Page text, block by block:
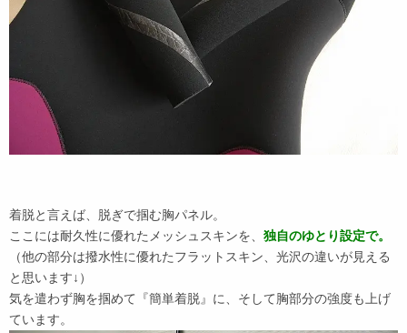
着脱と言えば、脱ぎで掴む胸パネル。
ここには耐久性に優れたメッシュスキンを、 独自のゆとり設定で。
（他の部分は撥水性に優れたフラットスキン、光沢の違いが見える
と思います↓）
気を遣わず胸を掴めて『簡単着脱』に、そして胸部分の強度も上げ
ています。